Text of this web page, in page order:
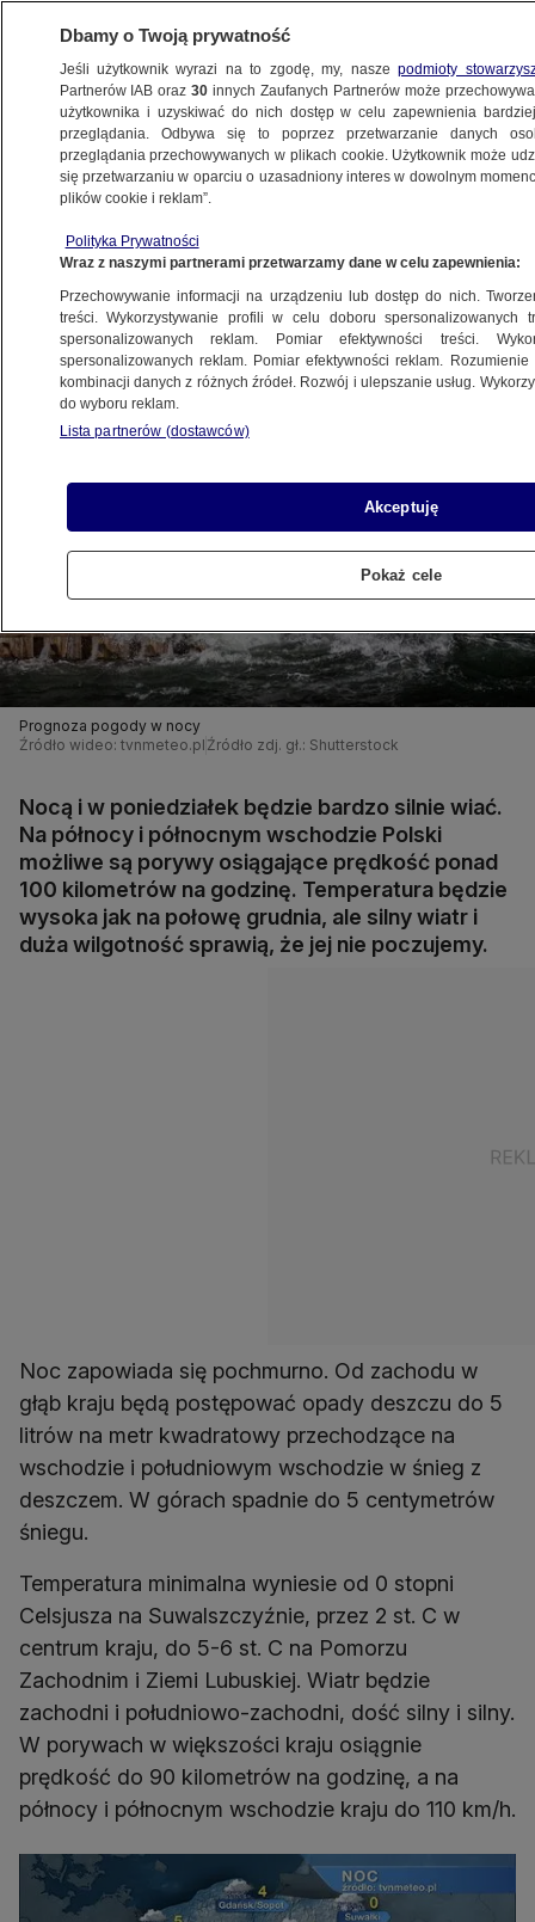
METEO
PROGNOZA
w porywach przekroczy 100 km/h
15.12.2024, 18:39
Udostępnij
Prognoza pogody w nocy
Źródło wideo: tvnmeteo.pl Źródło zdj. gł.: Shutterstock
Nocą i w poniedziałek będzie bardzo silnie wiać.
Na północy i północnym wschodzie Polski
możliwe są porywy osiągające prędkość ponad
100 kilometrów na godzinę. Temperatura będzie
wysoka jak na połowę grudnia, ale silny wiatr i
duża wilgotność sprawią, że jej nie poczujemy.
Noc zapowiada się pochmurno. Od zachodu w
głąb kraju będą postępować opady deszczu do 5
litrów na metr kwadratowy przechodzące na
wschodzie i południowym wschodzie w śnieg z
deszczem. W górach spadnie do 5 centymetrów
śniegu.
Temperatura minimalna wyniesie od 0 stopni
Celsjusza na Suwalszczyźnie, przez 2 st. C w
centrum kraju, do 5-6 st. C na Pomorzu
Zachodnim i Ziemi Lubuskiej. Wiatr będzie
zachodni i południowo-zachodni, dość silny i silny.
W porywach w większości kraju osiągnie
prędkość do 90 kilometrów na godzinę, a na
północy i północnym wschodzie kraju do 110 km/h.
Dbamy o Twoją prywatność
Jeśli użytkownik wyrazi na to zgodę, my, naszepodmioty
Partnerów IAB oraz30 innych Zaufanych Partnerów może
użytkownika i uzyskiwać do nich dostęp w celu zapewnienia
przeglądania. Odbywa się to poprzez przetwarzanie danych
przeglądania przechowywanych w plikach cookie. Użytkownik może
się przetwarzaniu w oparciu o uzasadniony interes w dowolnym
plików cookie i reklam”.
Polityka Prywatności
Wraz z naszymi partnerami przetwarzamy dane w celu zapewnienia:
Przechowywanie informacji na urządzeniu lub dostęp do nich.
treści. Wykorzystywanie profili w celu doboru spersonalizowanych
spersonalizowanych reklam. Pomiar efektywności treści.
spersonalizowanych reklam. Pomiar efektywności reklam.
kombinacji danych z różnych źródeł. Rozwój i ulepszanie usług.
do wyboru reklam.
Lista partnerów (dostawców)
Akceptuję
Pokaż cele